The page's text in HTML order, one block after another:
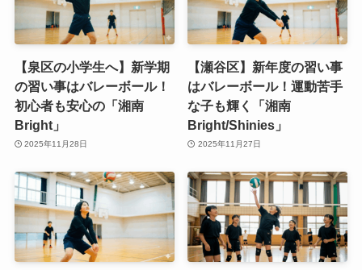
【泉区の小学生へ】新学期
の習い事はバレーボール！
初心者も安心の「湘南
Bright」
2025年11月28日
【瀬谷区】新年度の習い事
はバレーボール！運動苦手
な子も輝く「湘南
Bright/Shinies」
2025年11月27日